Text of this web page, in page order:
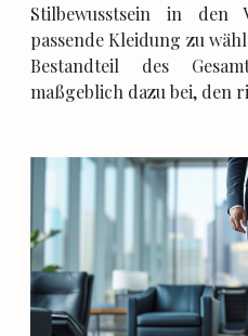
Stilbewusstsein in den
passende Kleidung zu
Bestandteil des
maßgeblich dazu bei, den